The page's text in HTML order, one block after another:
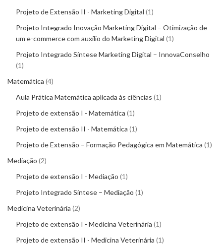
Projeto de Extensão II - Marketing Digital 1
Projeto Integrado Inovação Marketing Digital – Otimização de
um e-commerce com auxílio do Marketing Digital 1
Projeto Integrado Síntese Marketing Digital – InnovaConselho
1
Matemática 4
Aula Prática Matemática aplicada às ciências 1
Projeto de extensão I - Matemática 1
Projeto de extensão II - Matemática 1
Projeto de Extensão – Formação Pedagógica em Matemática 1
Mediação 2
Projeto de extensão I - Mediação 1
Projeto Integrado Síntese – Mediação 1
Medicina Veterinária 2
Projeto de extensão I - Medicina Veterinária 1
Projeto de extensão II - Medicina Veterinária 1